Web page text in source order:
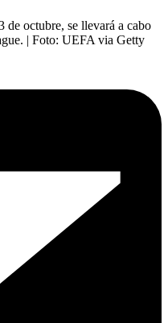
de octubre, se llevará a cabo
| Foto: UEFA via Getty